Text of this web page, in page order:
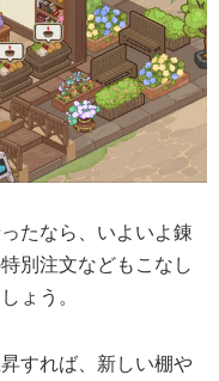
たなら、いよいよ錬
別注文などもこなし
ょう。
すれば、新しい棚や